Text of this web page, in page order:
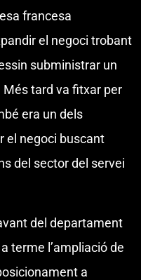
francesa
el negoci trobant
subministrar un
tard va fitxar per
era un dels
el negoci buscant
del sector del servei
del departament
a terme l’ampliació de
a